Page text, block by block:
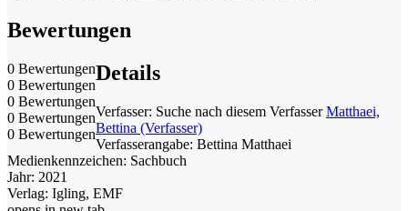
Bewertungen
0 Bewertungen
0 Bewertungen
0 Bewertungen
0 Bewertungen
0 Bewertungen
Details
Verfasser: Suche nach diesem Verfasser Matthaei,
Bettina (Verfasser)
Verfasserangabe: Bettina Matthaei
Medienkennzeichen: Sachbuch
Jahr: 2021
Verlag: Igling, EMF